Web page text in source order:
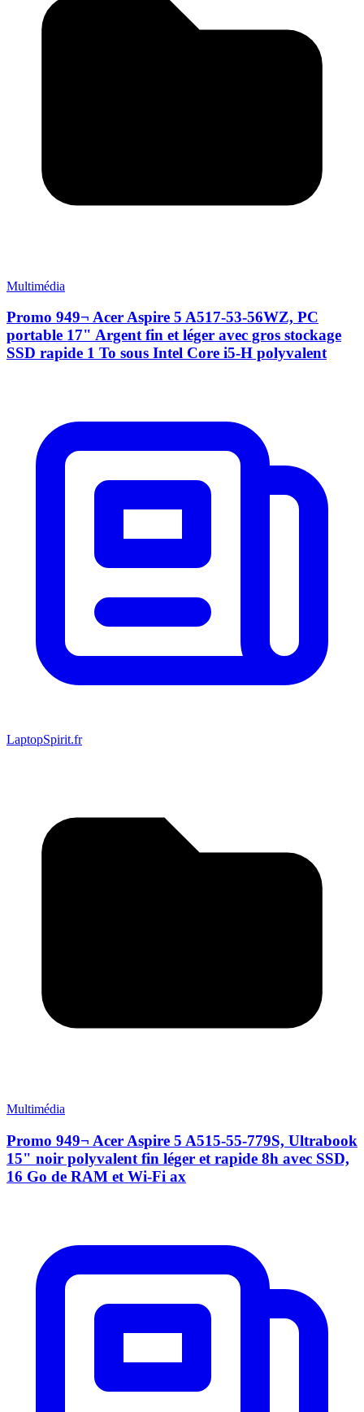
Multimédia
Promo 949¬ Acer Aspire 5 A517-53-56WZ, PC
portable 17" Argent fin et léger avec gros stockage
SSD rapide 1 To sous Intel Core i5-H polyvalent
LaptopSpirit.fr
Multimédia
Promo 949¬ Acer Aspire 5 A515-55-779S, Ultrabook
15" noir polyvalent fin léger et rapide 8h avec SSD,
16 Go de RAM et Wi-Fi ax